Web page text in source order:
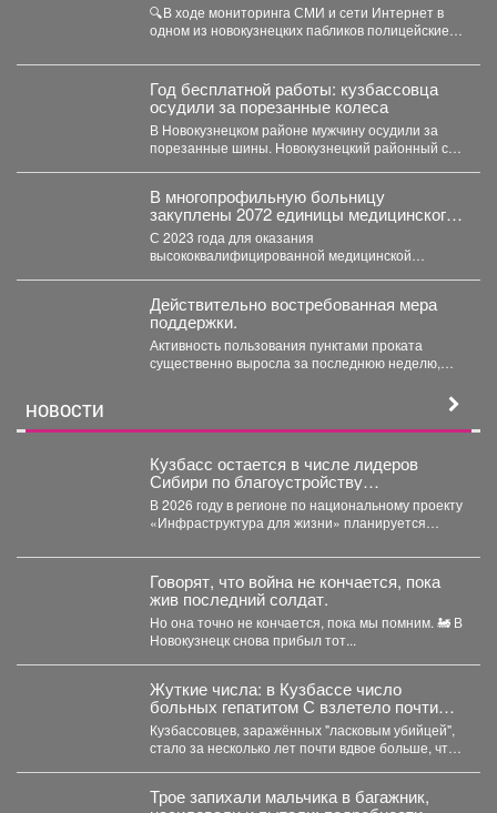
зацеперов
🔍В ходе мониторинга СМИ и сети Интернет в
одном из новокузнецких пабликов полицейские
Год бесплатной работы: кузбассовца
осудили за порезанные колеса
В Новокузнецком районе мужчину осудили за
порезанные шины. Новокузнецкий районный суд
В многопрофильную больницу
закуплены 2072 единицы медицинского
оборудования на общую сумму 490,6
млн рублей.
С 2023 года для оказания
высококвалифицированной медицинской
Действительно востребованная мера
поддержки.
Активность пользования пунктами проката
существенно выросла за последнюю неделю,
НОВОСТИ
Кузбасс остается в числе лидеров
Сибири по благоустройству
общественных пространств.
В 2026 году в регионе по национальному проекту
«Инфраструктура для жизни» планируется
Говорят, что война не кончается, пока
жив последний солдат.
Но она точно не кончается, пока мы помним. 🚂 В
Новокузнецк снова прибыл тот...
Жуткие числа: в Кузбассе число
больных гепатитом С взлетело почти
вдвое
Кузбассовцев, заражённых "ласковым убийцей",
стало за несколько лет почти вдвое больше, что
Трое запихали мальчика в багажник,